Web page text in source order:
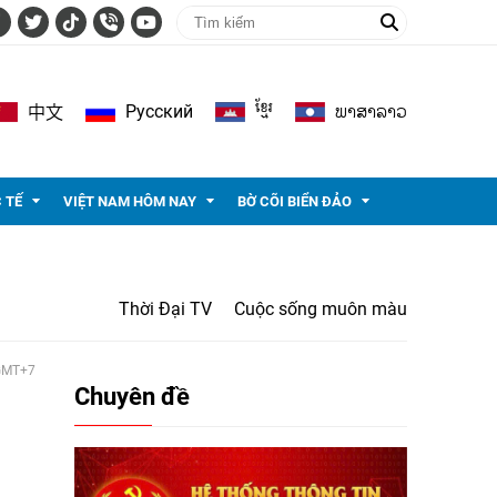
中文 Pусский ខ្មែរ ພາ​ສາ​ລາວ
TẾ VIỆT NAM HÔM NAY BỜ CÕI BIỂN ĐẢO
Thời Đại TV Cuộc sống muôn màu
Chuyên đề